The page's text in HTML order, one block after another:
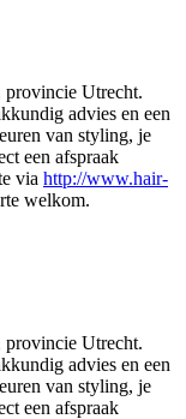
provincie Utrecht.
advies en een
van styling, je
een afspraak
via http://www.hair-
welkom.
provincie Utrecht.
advies en een
van styling, je
een afspraak